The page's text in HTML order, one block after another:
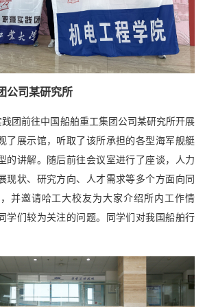
公司某研究所
践团前往中国船舶重工集团公司某研究所开展
了展示馆，听取了该所承担的各型海军舰艇
的讲解。随后前往会议室进行了座谈，人力
现状、研究方向、人才需求等多个方面向同
并邀请哈工大校友为大家介绍所内工作情
学们较为关注的问题。同学们对我国船舶行